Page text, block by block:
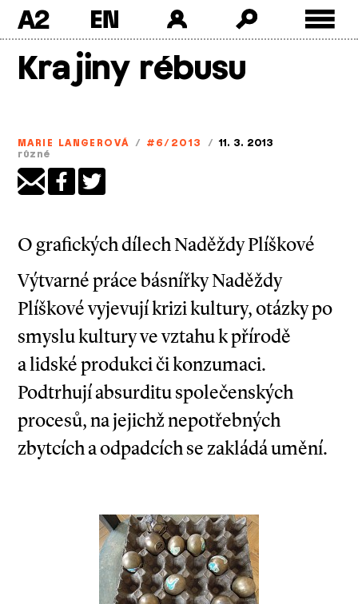
A2
Krajiny rébusu
MARIE LANGEROVÁ / #6/2013 / 11. 3. 2013
různé
O grafických dílech Naděždy Plíškové
Výtvarné práce básnířky Naděždy
Plíškové vyjevují krizi kultury, otázky po
smyslu kultury ve vztahu k přírodě
a lidské produkci či konzumaci.
Podtrhují absurditu společenských
procesů, na jejichž nepotřebných
zbytcích a odpadcích se zakládá umění.